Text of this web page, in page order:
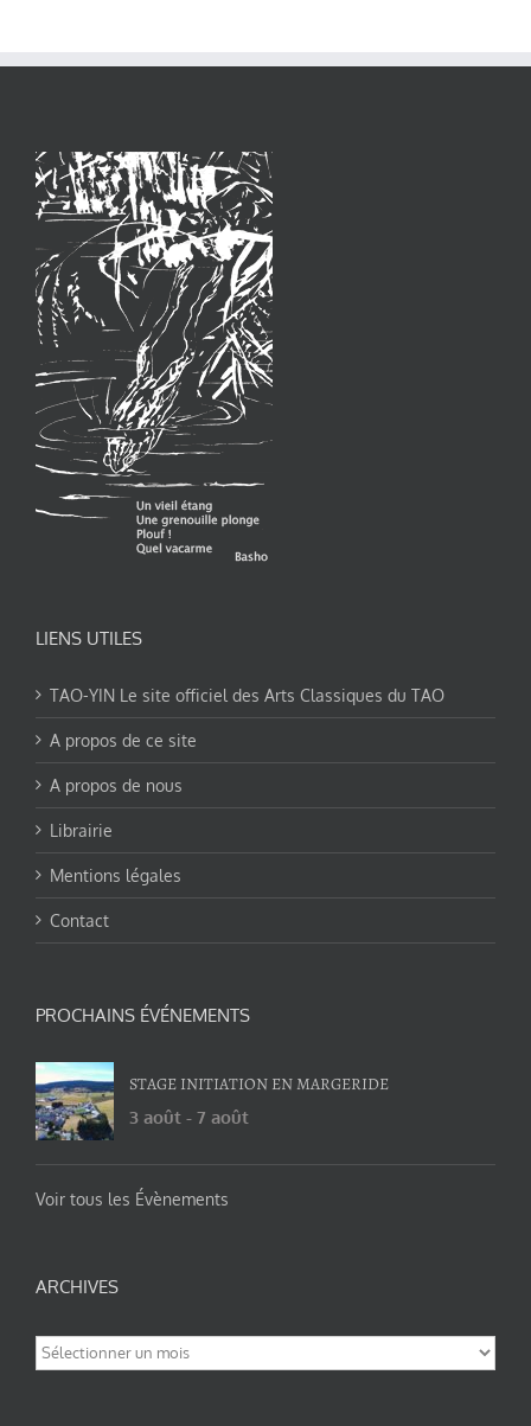
LIENS UTILES
TAO-YIN Le site officiel des Arts Classiques du TAO
A propos de ce site
A propos de nous
Librairie
Mentions légales
Contact
PROCHAINS ÉVÉNEMENTS
STAGE INITIATION EN MARGERIDE
3 août - 7 août
Voir tous les Évènements
ARCHIVES
Archives